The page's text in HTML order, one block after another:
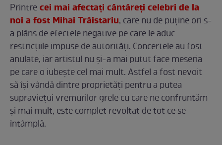
Printrecei mai afectați cântăreți celebri de la
noi a fost Mihai Trăistariu, care nu de puține ori s-
a plâns de efectele negative pe care le aduc
restricțiile impuse de autorități. Concertele au fost
anulate, iar artistul nu și-a mai putut face meseria
pe care o iubește cel mai mult. Astfel a fost nevoit
să își vândă dintre proprietăți pentru a putea
supraviețui vremurilor grele cu care ne confruntăm
și mai mult, este complet revoltat de tot ce se
întâmplă.